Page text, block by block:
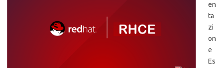
en
ta
zi
on
e
Es